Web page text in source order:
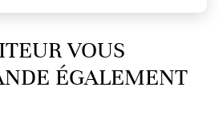
VOUS
ÉGALEMENT